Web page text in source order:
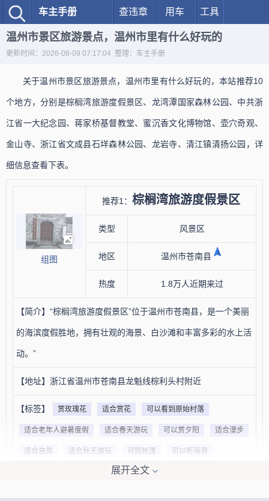
车主手册 查违章 用车 工具
温州市景区旅游景点，温州市里有什么好玩的
更新时间：2026-08-09 07:17:04 整理：车主手册
关于温州市景区旅游景点，温州市里有什么好玩的，本站推荐10
个地方，分别是棕榈湾旅游度假景区、龙湾潭国家森林公园、中共浙
江省一大纪念园、蒋家桥基督教堂、蜜沉香文化博物馆、壶穴奇观、
金山寺、浙江省文成县石垟森林公园、龙岩寺、清江镇清扬公园，详
细信息查看下表。
组图
推荐1： 棕榈湾旅游度假景区
类型 风景区
地区 温州市苍南县
热度 1.8万人近期来过
【简介】“棕榈湾旅游度假景区”位于温州市苍南县，是一个美丽
的海滨度假胜地，拥有壮观的海景、白沙滩和丰富多彩的水上活
动。”
【地址】浙江省温州市苍南县龙魁线棕利头村附近
【标签】 赏玫瑰花 适合赏花 可以看到原始村落
适合老年人避暑度假 适合春天游玩 可以赏夕阳 适合漫步
适合自驾 适合秋天游玩 可搭帐篷 可以听海浪
可以远眺大海
展开全文